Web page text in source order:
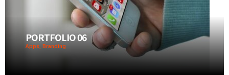
PORTFOLIO 06
Apps, Branding